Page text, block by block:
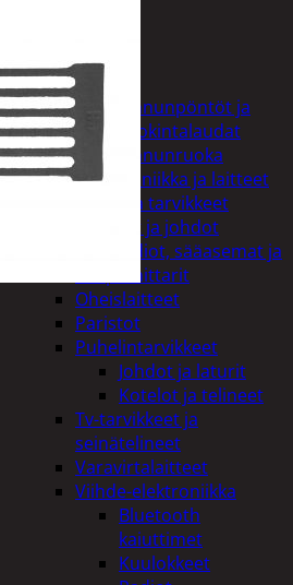
Koirat
Linnut
Linnunpöntöt ja
ruokintalaudat
Linnunruoka
Kodin elektroniikka ja laitteet
Imurit ja tarvikkeet
Kaapelit ja johdot
Kelloradiot, sääasemat ja
lämpömittarit
Oheislaitteet
Paristot
Puhelintarvikkeet
Johdot ja laturit
Kotelot ja telineet
Tv-tarvikkeet ja
seinätelineet
Varavirtalaitteet
Viihde-elektroniikka
Bluetooth
kaiuttimet
Kuulokkeet